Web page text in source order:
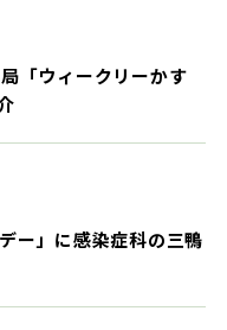
「ウィークリーかす
ー」に感染症科の三鴨